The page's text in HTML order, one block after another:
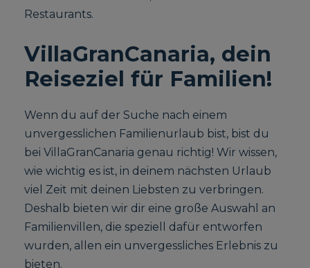
Restaurants.
VillaGranCanaria, dein
Reiseziel für Familien!
Wenn du auf der Suche nach einem
unvergesslichen Familienurlaub bist, bist du
bei VillaGranCanaria genau richtig! Wir wissen,
wie wichtig es ist, in deinem nächsten Urlaub
viel Zeit mit deinen Liebsten zu verbringen.
Deshalb bieten wir dir eine große Auswahl an
Familienvillen, die speziell dafür entworfen
wurden, allen ein unvergessliches Erlebnis zu
bieten.